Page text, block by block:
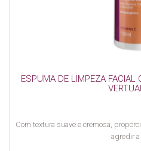
ESPUMA DE LIMPEZA
Com textura suave e cremosa,
agredir a